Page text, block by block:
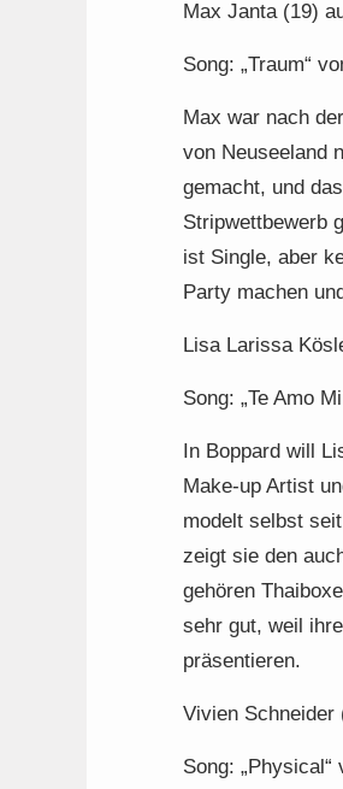
Max Janta (19)
Song: „Traum“
Max war nach
von Neuseeland
gemacht, und
Stripwettbewerb
ist Single, aber
Party machen
Lisa Larissa
Song: „Te Amo
In Boppard will
Make-up Artist
modelt selbst
zeigt sie den
gehören
sehr gut, weil
präsentieren.
Vivien Schneider
Song: „Physical“